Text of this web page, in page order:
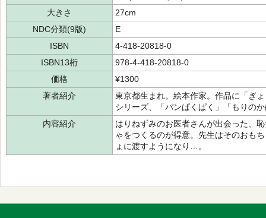
大きさ
27cm
NDC分類(9版)
E
ISBN
4-418-20818-0
ISBN13桁
978-4-418-20818-0
価格
¥1300
著者紹介
東京都生まれ。絵本作家。作品に「ぎ
シリーズ、「パンぱくぱく」「もりの
内容紹介
はりねずみのお医者さんが出会った、
ゃをつくるのが得意。先生はそのおも
ょに渡すようになり…。